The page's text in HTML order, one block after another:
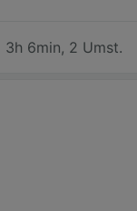
3h 6min, 2 Umst.